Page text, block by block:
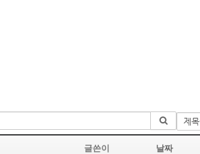
글쓴이 날짜